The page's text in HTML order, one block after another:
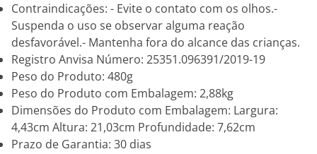
Contraindicações: - Evite o contato com os olhos.-
Suspenda o uso se observar alguma reação
desfavorável.- Mantenha fora do alcance das crianças.
Registro Anvisa Número: 25351.096391/2019-19
Peso do Produto: 480g
Peso do Produto com Embalagem: 2,88kg
Dimensões do Produto com Embalagem: Largura:
4,43cm Altura: 21,03cm Profundidade: 7,62cm
Prazo de Garantia: 30 dias